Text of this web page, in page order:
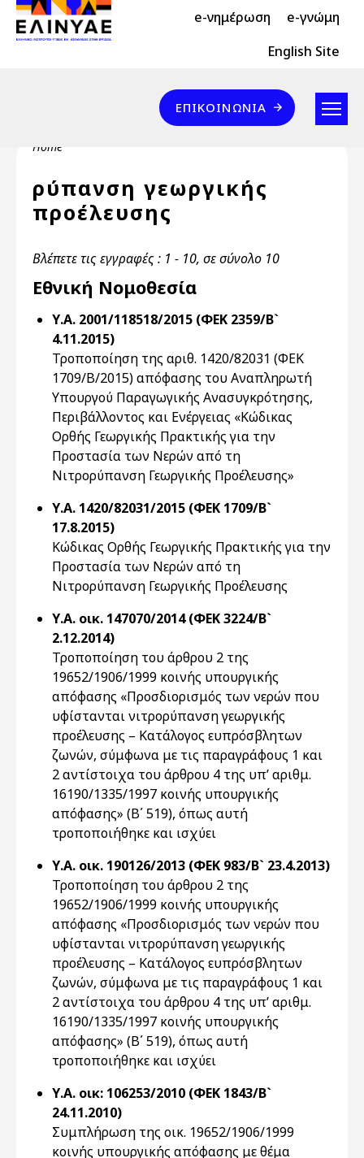
Skip to main content
Header Top 2 e-νημέρωση e-γνώμη
Header Top English Site
Επικοινωνία
ΕΠΙΚΟΙΝΩΝΊΑ
Breadcrumb
Home
ρύπανση γεωργικής
προέλευσης
Βλέπετε τις εγγραφές : 1 - 10, σε σύνολο 10
Εθνική Νομοθεσία
Υ.Α. 2001/118518/2015 (ΦΕΚ 2359/Β`
4.11.2015)
Τροποποίηση της αριθ. 1420/82031 (ΦΕΚ
1709/Β/2015) απόφασης του Αναπληρωτή
Υπουργού Παραγωγικής Ανασυγκρότησης,
Περιβάλλοντος και Ενέργειας «Κώδικας
Ορθής Γεωργικής Πρακτικής για την
Προστασία των Νερών από τη
Νιτρορύπανση Γεωργικής Προέλευσης»
Υ.Α. 1420/82031/2015 (ΦΕΚ 1709/Β`
17.8.2015)
Κώδικας Ορθής Γεωργικής Πρακτικής για την
Προστασία των Νερών από τη
Νιτρορύπανση Γεωργικής Προέλευσης
Υ.Α. οικ. 147070/2014 (ΦΕΚ 3224/Β`
2.12.2014)
Τροποποίηση του άρθρου 2 της
19652/1906/1999 κοινής υπουργικής
απόφασης «Προσδιορισμός των νερών που
υφίστανται νιτρορύπανση γεωργικής
προέλευσης – Κατάλογος ευπρόσβλητων
ζωνών, σύμφωνα με τις παραγράφους 1 και
2 αντίστοιχα του άρθρου 4 της υπ’ αριθμ.
16190/1335/1997 κοινής υπουργικής
απόφασης» (Β΄ 519), όπως αυτή
τροποποιήθηκε και ισχύει
Υ.Α. οικ. 190126/2013 (ΦΕΚ 983/Β` 23.4.2013)
Τροποποίηση του άρθρου 2 της
19652/1906/1999 κοινής υπουργικής
απόφασης «Προσδιορισμός των νερών που
υφίστανται νιτρορύπανση γεωργικής
προέλευσης – Κατάλογος ευπρόσβλητων
ζωνών, σύμφωνα με τις παραγράφους 1 και
2 αντίστοιχα του άρθρου 4 της υπ’ αριθμ.
16190/1335/1997 κοινής υπουργικής
απόφασης» (Β΄ 519), όπως αυτή
τροποποιήθηκε και ισχύει
Υ.Α. οικ: 106253/2010 (ΦΕΚ 1843/Β`
24.11.2010)
Συμπλήρωση της οικ. 19652/1906/1999
κοινής υπουργικής απόφασης με θέμα